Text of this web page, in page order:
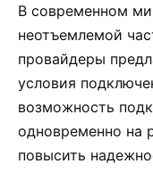
В современном
неотъемлемой
провайдеры
условия
возможность
одновременно на
повысить